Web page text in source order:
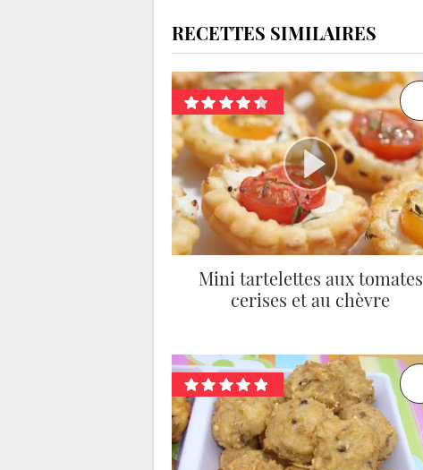
RECETTES SIMILAIRES
Mini tartelettes aux tomates
cerises et au chèvre